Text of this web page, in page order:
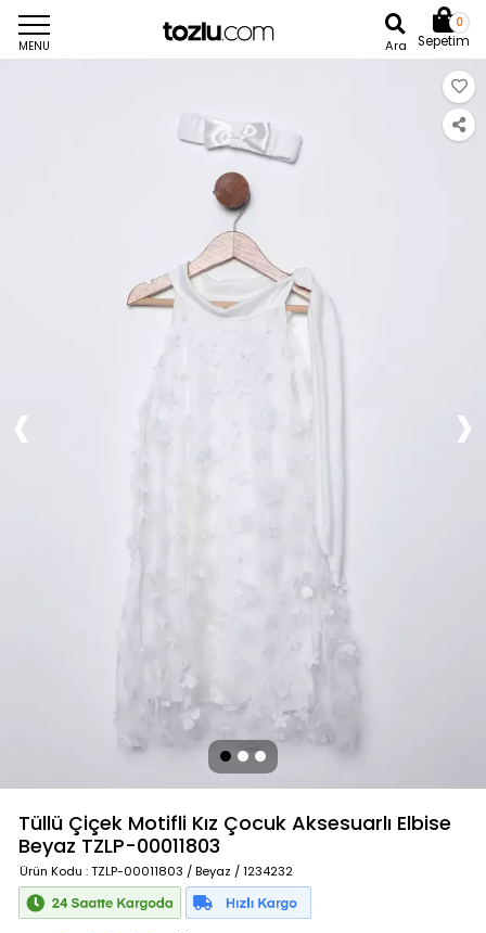
MENU Ara
0
Sepetim
Tüllü Çiçek Motifli Kız Çocuk Aksesuarlı Elbise
Beyaz TZLP-00011803
Ürün Kodu : TZLP-00011803 / Beyaz / 1234232